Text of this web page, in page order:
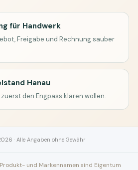
für Handwerk
Freigabe und Rechnung sauber
Hanau
den Engpass klären wollen.
· Alle Angaben ohne Gewähr
und Markennamen sind Eigentum